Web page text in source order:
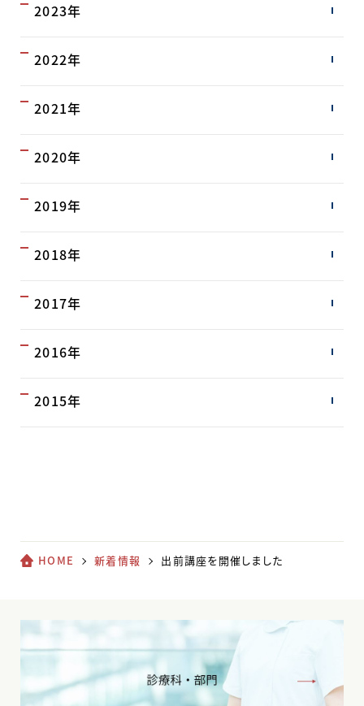
2023年
2022年
2021年
2020年
2019年
2018年
2017年
2016年
2015年
HOME 新着情報 出前講座を開催しました